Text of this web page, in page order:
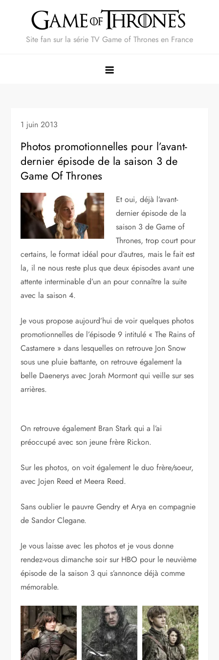
Site fan sur la série TV Game of Thrones en France
1 juin 2013
Photos promotionnelles pour l’avant-
dernier épisode de la saison 3 de
Game Of Thrones
Et oui, déjà l’avant-
dernier épisode de la
saison 3 de Game of
Thrones, trop court pour
certains, le format idéal pour d’autres, mais le fait est
la, il ne nous reste plus que deux épisodes avant une
attente interminable d’un an pour connaître la suite
avec la saison 4.
Je vous propose aujourd’hui de voir quelques photos
promotionnelles de l’épisode 9 intitulé « The Rains of
Castamere » dans lesquelles on retrouve Jon Snow
sous une pluie battante, on retrouve également la
belle Daenerys avec Jorah Mormont qui veille sur ses
arrières.
On retrouve également Bran Stark qui a l’ai
préoccupé avec son jeune frère Rickon.
Sur les photos, on voit également le duo frère/soeur,
avec Jojen Reed et Meera Reed.
Sans oublier le pauvre Gendry et Arya en compagnie
de Sandor Clegane.
Je vous laisse avec les photos et je vous donne
rendez-vous dimanche soir sur HBO pour le neuvième
épisode de la saison 3 qui s’annonce déjà comme
mémorable.